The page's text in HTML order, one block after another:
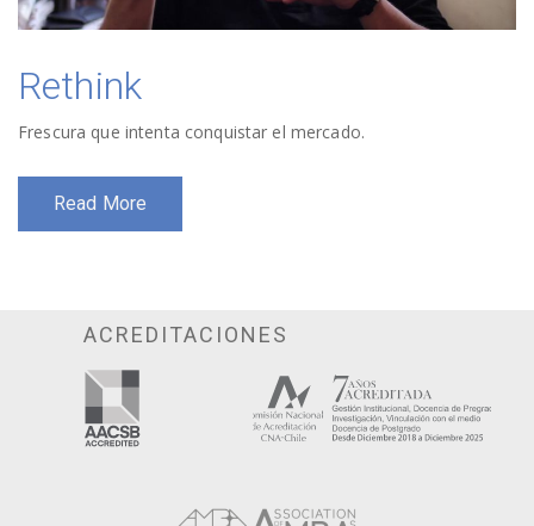
Rethink
Frescura que intenta conquistar el mercado.
Read More
ACREDITACIONES